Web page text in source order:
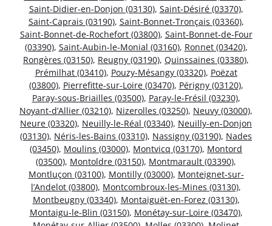
Saint-Didier-en-Donjon (03130), Saint-Désiré (03370),
Saint-Caprais (03190), Saint-Bonnet-Tronçais (03360),
Saint-Bonnet-de-Rochefort (03800), Saint-Bonnet-de-Four
(03390), Saint-Aubin-le-Monial (03160), Ronnet (03420),
Rongères (03150), Reugny (03190), Quinssaines (03380),
Prémilhat (03410), Pouzy-Mésangy (03320), Poëzat
(03800), Pierrefitte-sur-Loire (03470), Périgny (03120),
Paray-sous-Briailles (03500), Paray-le-Frésil (03230),
Noyant-d’Allier (03210), Nizerolles (03250), Neuvy (03000),
Neure (03320), Neuilly-le-Réal (03340), Neuilly-en-Donjon
(03130), Néris-les-Bains (03310), Nassigny (03190), Nades
(03450), Moulins (03000), Montvicq (03170), Montord
(03500), Montoldre (03150), Montmarault (03390),
Montluçon (03100), Montilly (03000), Monteignet-sur-
l’Andelot (03800), Montcombroux-les-Mines (03130),
Montbeugny (03340), Montaiguët-en-Forez (03130),
Montaigu-le-Blin (03150), Monétay-sur-Loire (03470),